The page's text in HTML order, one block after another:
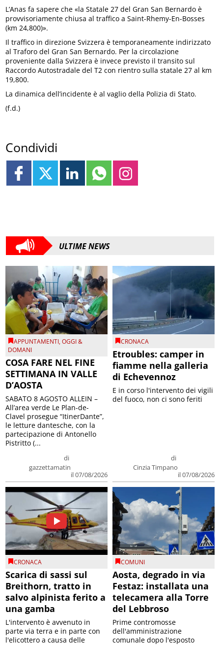
L’Anas fa sapere che «la Statale 27 del Gran San Bernardo è
provvisoriamente chiusa al traffico a Saint-Rhemy-En-Bosses
(km 24,800)».
Il traffico in direzione Svizzera è temporaneamente indirizzato
al Traforo del Gran San Bernardo. Per la circolazione
proveniente dalla Svizzera è invece previsto il transito sul
Raccordo Autostradale del T2 con rientro sulla statale 27 al km
19,800.
La dinamica dell’incidente è al vaglio della Polizia di Stato.
(f.d.)
Condividi
ULTIME NEWS
APPUNTAMENTI,OGGI &
DOMANI
COSA FARE NEL FINE
SETTIMANA IN VALLE
D’AOSTA
di
gazzettamatin
il 07/08/2026
SABATO 8 AGOSTO ALLEIN –
All’area verde Le Plan-de-
Clavel prosegue “ItinerDante”,
le letture dantesche, con la
partecipazione di Antonello
Pistritto (...
CRONACA
Etroubles: camper in
fiamme nella galleria
di Echevennoz
di
Cinzia Timpano
il 07/08/2026
E in corso l'intervento dei vigili
del fuoco, non ci sono feriti
CRONACA
Scarica di sassi sul
Breithorn, tratto in
salvo alpinista ferito a
una gamba
L'intervento è avvenuto in
parte via terra e in parte con
l'elicottero a causa delle
COMUNI
Aosta, degrado in via
Festaz: installata una
telecamera alla Torre
del Lebbroso
Prime contromosse
dell'amministrazione
comunale dopo l'esposto